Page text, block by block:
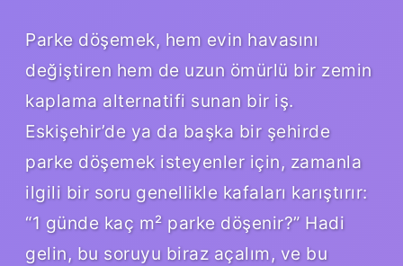
Parke döşemek, hem evin havasını
değiştiren hem de uzun ömürlü bir zemin
kaplama alternatifi sunan bir iş.
Eskişehir’de ya da başka bir şehirde
parke döşemek isteyenler için, zamanla
ilgili bir soru genellikle kafaları karıştırır:
“1 günde kaç m² parke döşenir?” Hadi
gelin, bu soruyu biraz açalım, ve bu